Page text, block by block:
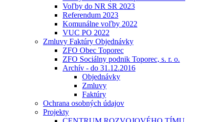
Voľby do NR SR 2023
Referendum 2023
Komunálne voľby 2022
VUC PO 2022
Zmluvy Faktúry Objednávky
ZFO Obec Toporec
ZFO Sociálny podnik Toporec, s. r. o.
Archív - do 31.12.2016
Objednávky
Zmluvy
Faktúry
Ochrana osobných údajov
Projekty